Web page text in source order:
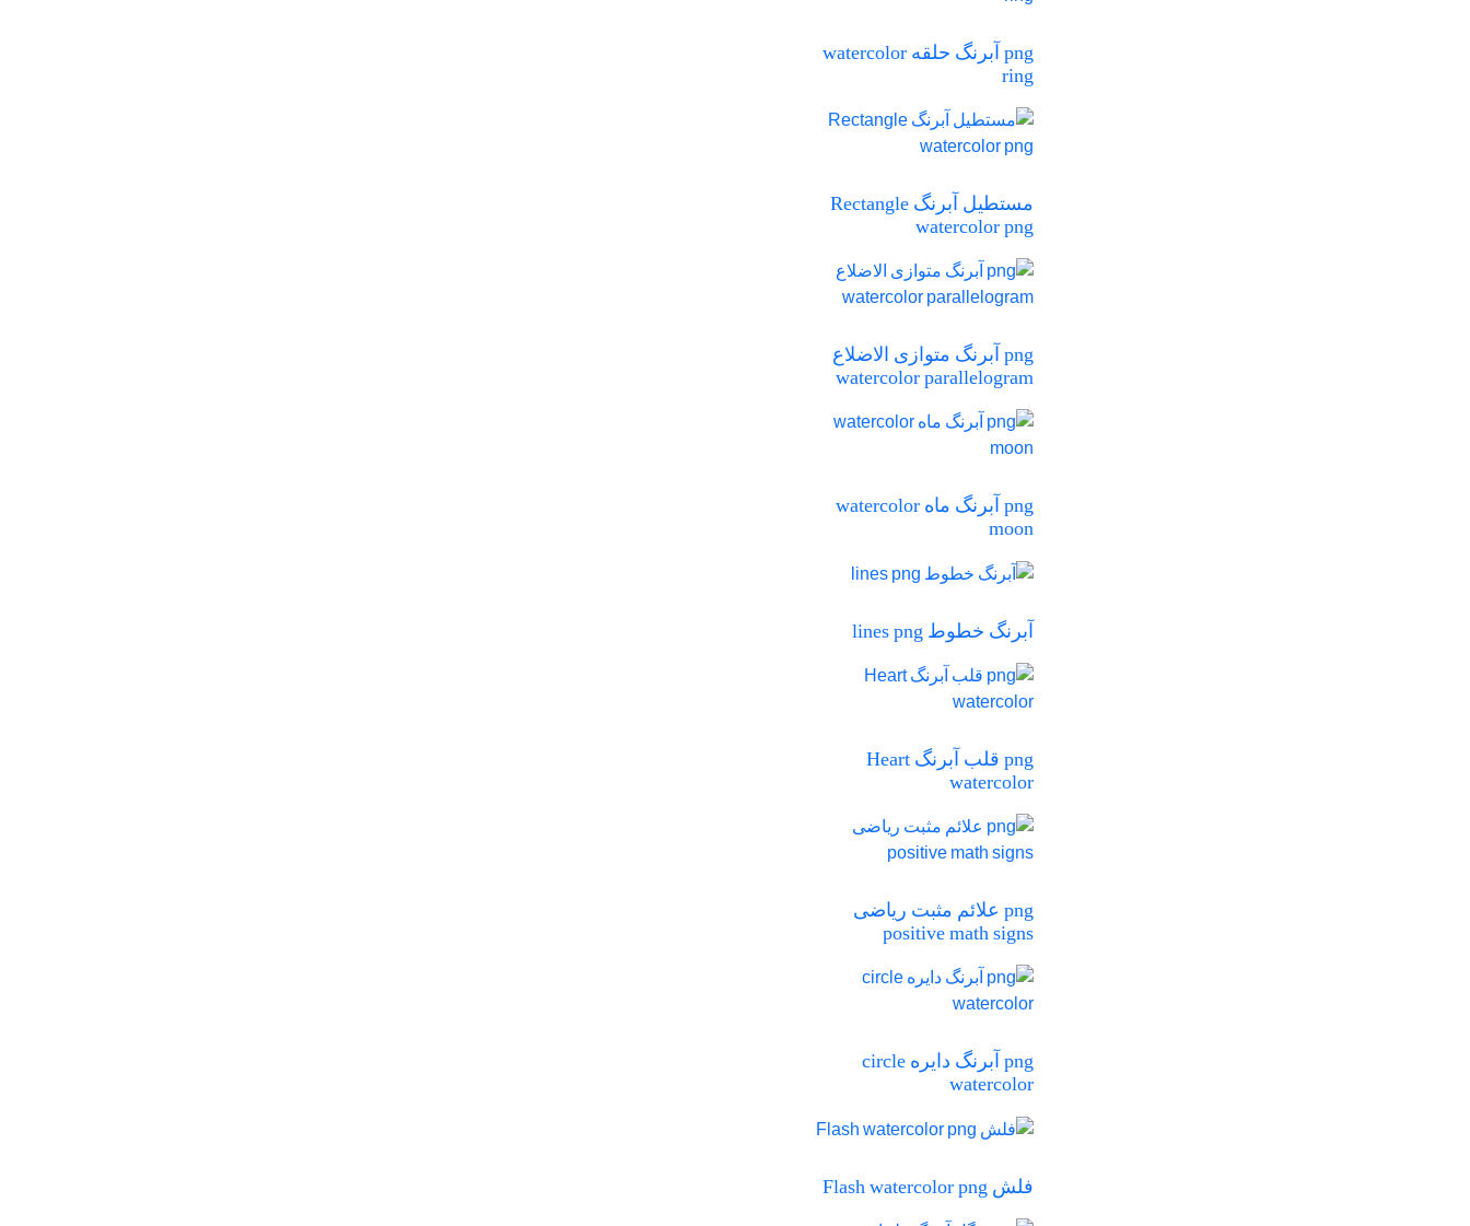
png آبرنگ حلقه watercolor
ring
مستطیل آبرنگ Rectangle
watercolor png
png آبرنگ متوازی الاضلاع
watercolor parallelogram
png آبرنگ ماه watercolor
moon
آبرنگ خطوط lines png
png قلب آبرنگ Heart
watercolor
png علائم مثبت ریاضی
positive math signs
png آبرنگ دایره circle
watercolor
فلش Flash watercolor png